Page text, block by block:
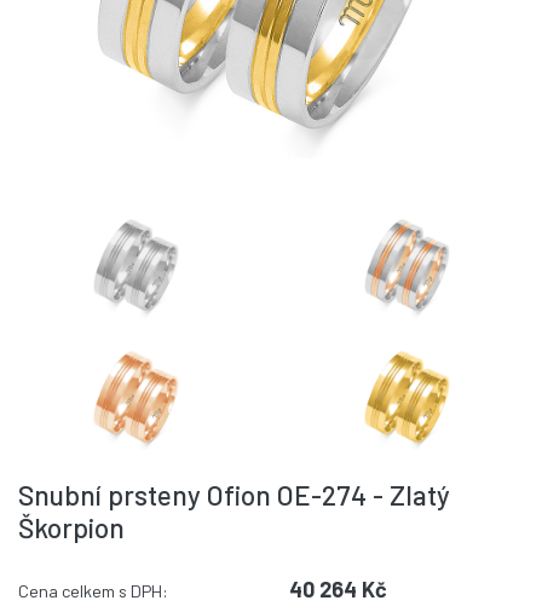
Snubní prsteny Ofion OE-274 - Zlatý
Škorpion
Cena celkem s DPH: 40 264 Kč